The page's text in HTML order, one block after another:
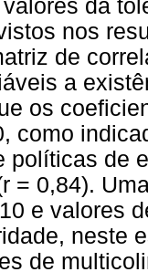
da
nos
de
a
os
como
políticas de
= 0,84).
e valores
neste
de